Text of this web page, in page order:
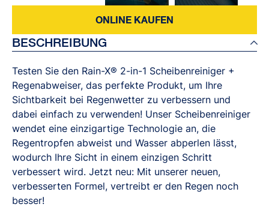
ONLINE KAUFEN
BESCHREIBUNG
Testen Sie den Rain-X® 2-in-1 Scheibenreiniger +
Regenabweiser, das perfekte Produkt, um Ihre
Sichtbarkeit bei Regenwetter zu verbessern und
dabei einfach zu verwenden! Unser Scheibenreiniger
wendet eine einzigartige Technologie an, die
Regentropfen abweist und Wasser abperlen lässt,
wodurch Ihre Sicht in einem einzigen Schritt
verbessert wird. Jetzt neu: Mit unserer neuen,
verbesserten Formel, vertreibt er den Regen noch
besser!